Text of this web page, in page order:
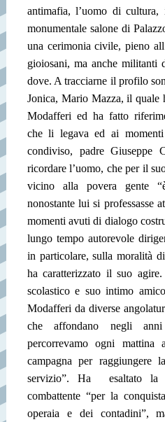
antimafia, l’uomo di cultura,
monumentale salone di
una cerimonia civile, pieno
gioiosani, ma anche militanti
dove. A tracciarne il profilo
Jonica, Mario Mazza, il quale
Modafferi ed ha fatto
che li legava ed ai
condiviso, padre Giuseppe
ricordare l’uomo, che per il
vicino alla povera gente
nonostante lui si professasse
momenti avuti di dialogo
lungo tempo autorevole
in particolare, sulla moralità
ha caratterizzato il suo
scolastico e suo intimo
Modafferi da diverse
che affondano negli
percorrevamo ogni
campagna per raggiungere
servizio”. Ha
esaltato
combattente “per la
operaia e dei contadini”,